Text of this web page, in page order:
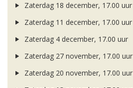
Zaterdag 18 december, 17.00 uur
Zaterdag 11 december, 17.00 uur
Zaterdag 4 december, 17.00 uur
Zaterdag 27 november, 17.00 uur
Zaterdag 20 november, 17.00 uur